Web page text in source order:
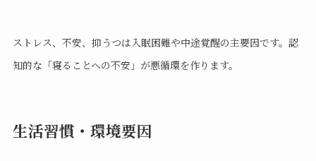
ストレス、不安、抑うつは入眠困難や中途覚醒の主要因です。認
知的な「寝ることへの不安」が悪循環を作ります。
生活習慣・環境要因